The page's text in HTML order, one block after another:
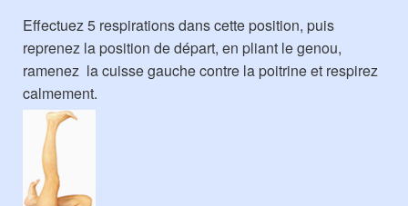
Effectuez 5 respirations dans cette position, puis
reprenez la position de départ, en pliant le genou,
ramenez la cuisse gauche contre la poitrine et respirez
calmement.